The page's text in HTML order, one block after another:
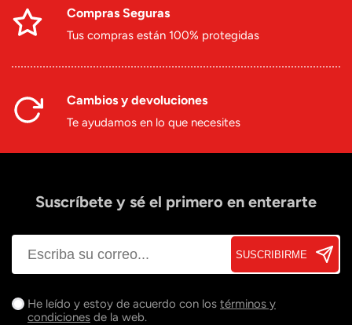
Compras Seguras
Tus compras están 100% protegidas
Cambios y devoluciones
Te ayudamos en lo que necesites
Suscríbete y sé el primero en enterarte
SUSCRIBIRME
He leído y estoy de acuerdo con los términos y
condiciones de la web.